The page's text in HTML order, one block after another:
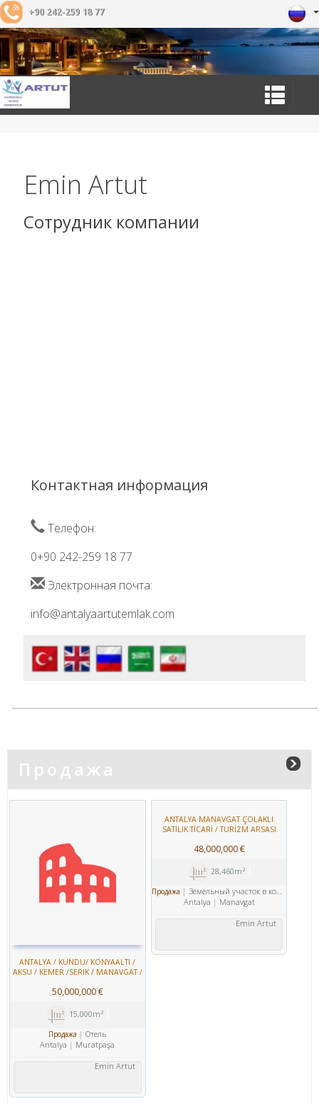
+90 242-259 18 77
Emin Artut
Сотрудник компании
Контактная информация
Телефон:
0+90 242-259 18 77
Электронная почта:
info@antalyaartutemlak.com
Продажа
ANTALYA / KUNDU/ KONYAALTI /
AKSU / KEMER /SERIK / MANAVGAT /
BUTIK OTELLER
50,000,000 €
15,000m²
Продажа
Отель
Antalya
Muratpaşa
Emin Artut
ANTALYA MANAVGAT ÇOLAKLI
SATILIK TİCARİ / TURİZM ARSASI
ПРОДАЖА ЗЕМЛЯ СТРОИТЕЛЬСТВО
48,000,000 €
28,460m²
Продажа
Земельный участок в коммерческой зоне
Antalya
Manavgat
Emin Artut